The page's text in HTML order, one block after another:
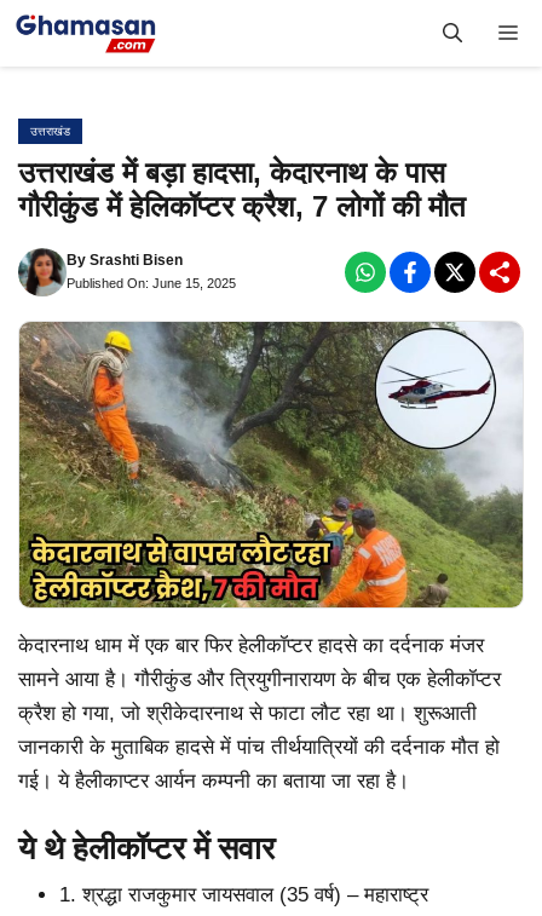
Skip
उत्तराखंड
उत्तराखंड में बड़ा हादसा, केदारनाथ के पास
गौरीकुंड में हेलिकॉप्टर क्रैश, 7 लोगों की मौत
By Srashti Bisen
Published On: June 15, 2025
केदारनाथ धाम में एक बार फिर हेलीकॉप्टर हादसे का दर्दनाक मंजर
सामने आया है। गौरीकुंड और त्रियुगीनारायण के बीच एक हेलीकॉप्टर
क्रैश हो गया, जो श्रीकेदारनाथ से फाटा लौट रहा था। शुरूआती
जानकारी के मुताबिक हादसे में पांच तीर्थयात्रियों की दर्दनाक मौत हो
गई। ये हैलीकाप्टर आर्यन कम्पनी का बताया जा रहा है।
ये थे हेलीकॉप्टर में सवार
1. श्रद्धा राजकुमार जायसवाल (35 वर्ष) – महाराष्ट्र